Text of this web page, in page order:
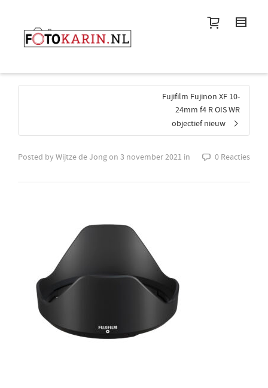
size
Show me the
Super Search
Fujifilm Fujinon XF 10-
24mm f4 R OIS WR
objectief nieuw
Posted by Wijtze de Jongon 3 november 2021 in 0 Reacties